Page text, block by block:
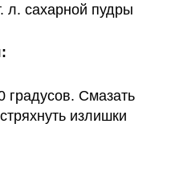
л. сахарной пудры
градусов. Смазать
излишки